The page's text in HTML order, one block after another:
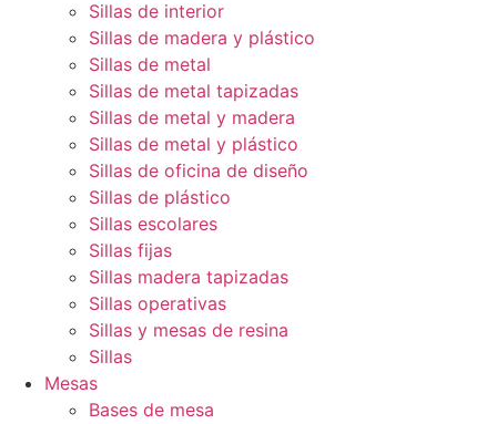
Sillas de interior
Sillas de madera y plástico
Sillas de metal
Sillas de metal tapizadas
Sillas de metal y madera
Sillas de metal y plástico
Sillas de oficina de diseño
Sillas de plástico
Sillas escolares
Sillas fijas
Sillas madera tapizadas
Sillas operativas
Sillas y mesas de resina
Sillas
Mesas
Bases de mesa